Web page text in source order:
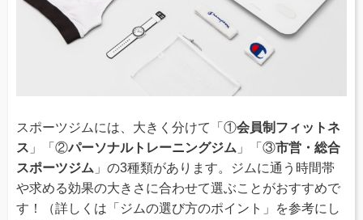
スポーツジムには、大きく分けて「①会員制フィットネ
ス 」「②パーソナルトレーニングジム 」「③市営・総合
スポーツジム 」の3種類があります。ジムに通う時間帯
や求める効果の大きさに合わせて選ぶことがおすすめで
す！（詳しくは「ジムの選び方のポイント」を参考にし